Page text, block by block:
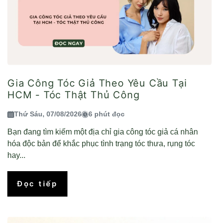
Gia Công Tóc Giả Theo Yêu Cầu Tại
HCM - Tóc Thật Thủ Công
Thứ Sáu, 07/08/2026 6 phút đọc
Bạn đang tìm kiếm một địa chỉ gia công tóc giả cá nhân
hóa độc bản để khắc phục tình trạng tóc thưa, rụng tóc
hay...
Đọc tiếp